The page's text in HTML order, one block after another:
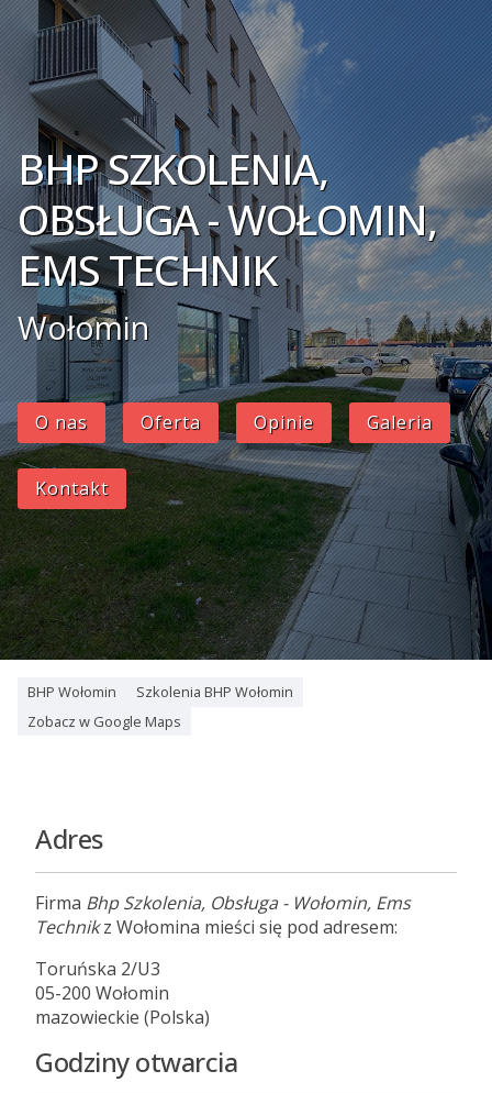
BHP SZKOLENIA,
OBSŁUGA - WOŁOMIN,
EMS TECHNIK
Wołomin
O nas Oferta Opinie Galeria
Kontakt
BHP Wołomin
Szkolenia BHP Wołomin
Zobacz w Google Maps
Adres
Firma Bhp Szkolenia, Obsługa - Wołomin, Ems
Technikz Wołomina mieści się pod adresem:
Toruńska 2/U3
05-200 Wołomin
mazowieckie (Polska)
Godziny otwarcia